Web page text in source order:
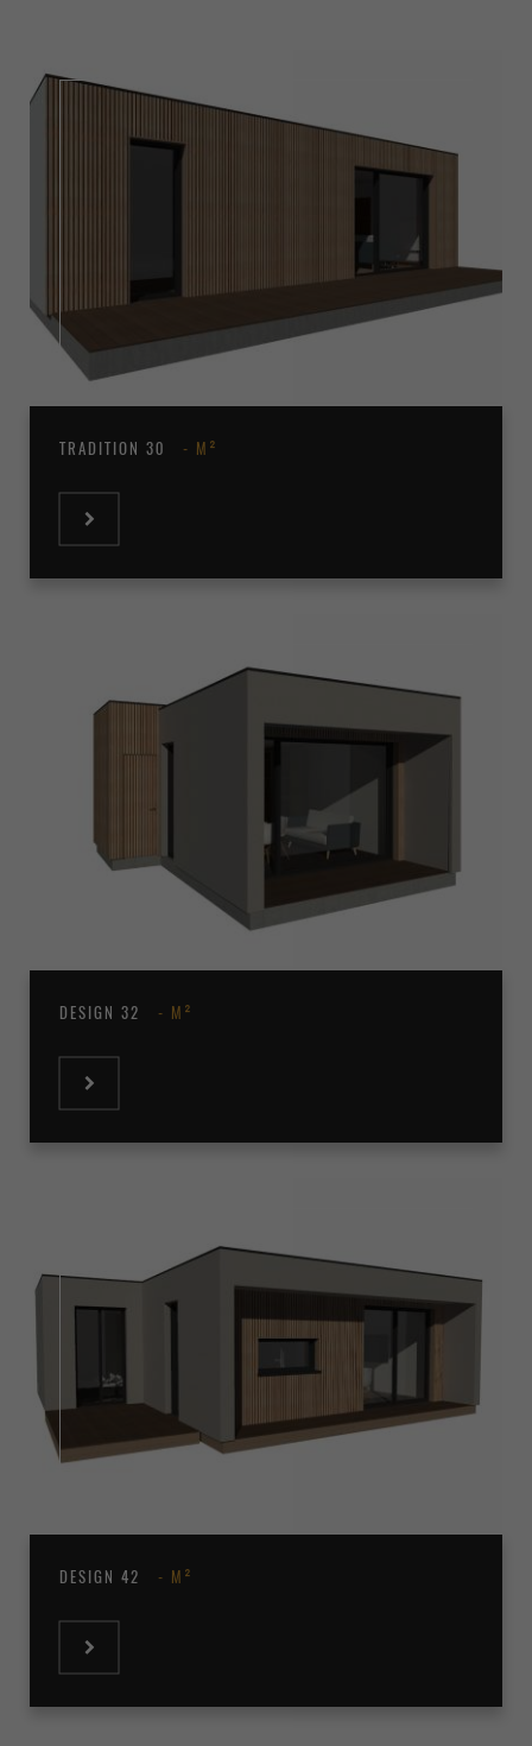
TRADITION 30 M²
DESIGN 32 M²
DESIGN 42 M²